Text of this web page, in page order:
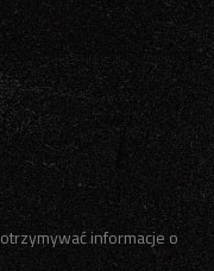
informacje o